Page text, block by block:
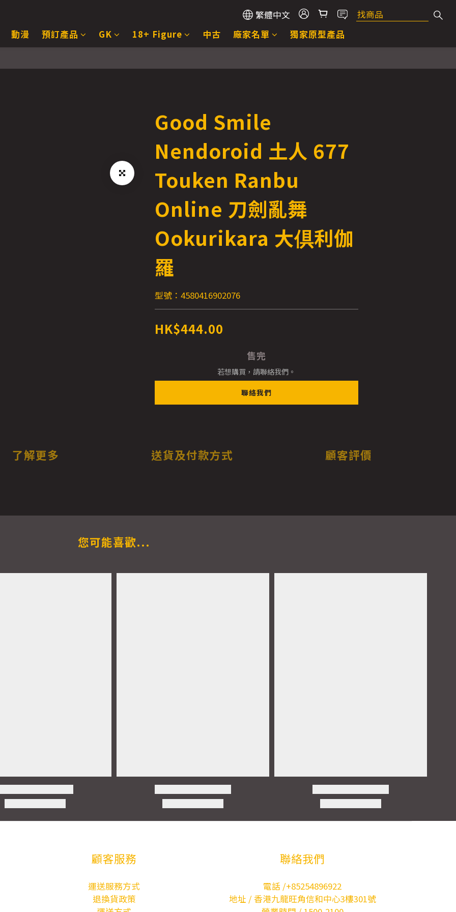
繁體中文
動漫
預訂產品 GK 18+ Figure 中古 廠家名單 獨家原型產品
Good Smile
Nendoroid 土人 677
Touken Ranbu
Online 刀劍亂舞
Ookurikara 大倶利伽
羅
型號：4580416902076
HK$444.00
售完
若想購買，請聯絡我們。
聯絡我們
了解更多 送貨及付款方式 顧客評價
您可能喜歡...
顧客服務
運送服務方式
退換貨政策
聯絡我們
電話 /+85254896922
地址 / 香港九龍旺角信和中心3樓301號